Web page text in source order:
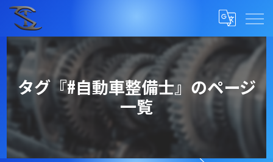
タグ『#自動車整備士』のページ
一覧